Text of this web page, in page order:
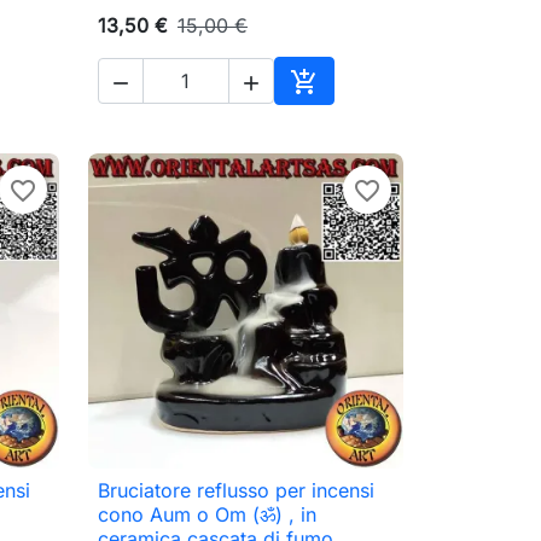
13,50 € 15,00 €
  
Aggiungi al carrello
favorite_border favorite_border
 Anteprima
Bruciatore reflusso per incensi
cono Aum o Om (ॐ) , in